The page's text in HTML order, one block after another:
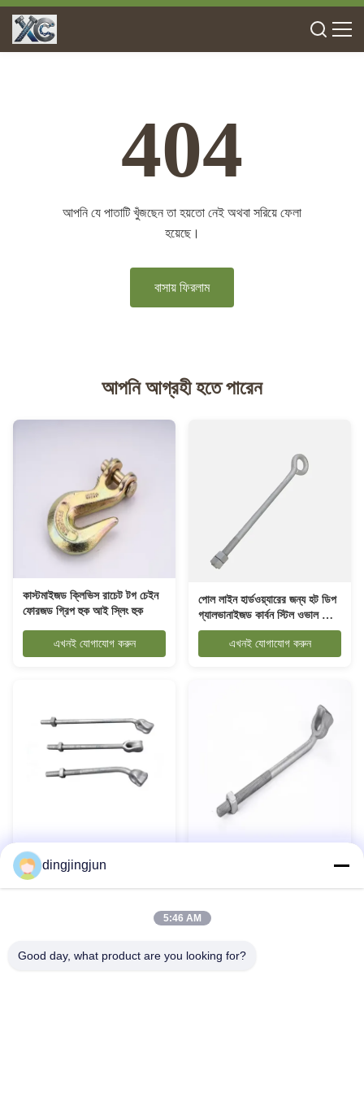
404
আপনি যে পাতাটি খুঁজছেন তা হয়তো নেই অথবা সরিয়ে ফেলা
হয়েছে।
বাসায় ফিরলাম
আপনি আগ্রহী হতে পারেন
কাস্টমাইজড ক্লিভিস রাচেট টগ চেইন
ফোরজড গ্রিপ হুক আই স্লিং হুক
এখনই যোগাযোগ করুন
পোল লাইন হার্ডওয়্যারের জন্য হট ডিপ
গ্যালভানাইজড কার্বন স্টিল ওভাল আই
বোল্ট
এখনই যোগাযোগ করুন
সোজা থিম্বল আই রড থিম্বল অ্যাঙ্কর
রড ওভারহেড লাইন ফিটিংস
dingjingjun
5:46 AM
Good day, what product are you looking for?